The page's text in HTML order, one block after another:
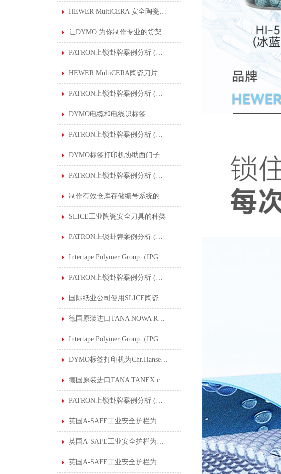
HEWER MultiCERA 安全陶瓷修边刀
让DYMO 为你制作专业的货架标签
PATRON上锁卦牌案例分析 (一) : 清洁印刷机滚筒
HEWER MultiCERA陶瓷刀片提高了各行业的切割应用
PATRON上锁卦牌案例分析 (二) : 生产汽车零部件中进行润滑作业的机器人
DYMO电缆和电线识标签
PATRON上锁卦牌案例分析 (二) : 生产汽车零部件中进行润滑作业的机器人
DYMO标签打印机协助西门子在全球工厂制作标准化标签
PATRON上锁卦牌案例分析 (三) : 更换氮压容器密封件
制作有效仓库存储编号系统的DYMO条形码
SLICE工业陶瓷安全刀具的种类
PATRON上锁卦牌案例分析 (四) : 多个能量控制程序
Intertape Polymer Group（IPG）公司使用SLICE陶瓷刀片安全刀具后，创30年来理想的安全记录
PATRON上锁卦牌案例分析 (五) : 酸水管道修复
国际纸业公司使用SLICE陶瓷刀片安全刀具打造公司的安全文化
德国原装进口TANA NOWA RHE 720特耐工业用烟渍泡膜清洁剂
Intertape Polymer Group（IPG）公司使用SLICE陶瓷刀片安全刀具后，创30年来理想的安全记录
DYMO标签打印机为Chr.Hansen标签数字化转型
德国原装进口TANA TANEX ceram 特耐工业用陶瓷砖专用清洁剂
PATRON上锁卦牌案例分析 (六) : 钢厂准备挤压车维修
英国A-SAFE工业安全护栏为大型仓库创建安全工作环境
英国A-SAFE工业安全护栏为雀巢食品公司解决安全隔离及控制行人流量的问题
英国A-SAFE工业安全护栏为日本丰田汽车制造厂制定行人保护解决方案